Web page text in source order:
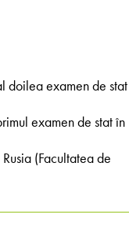
doilea examen de stat
examen de stat în
(Facultatea de